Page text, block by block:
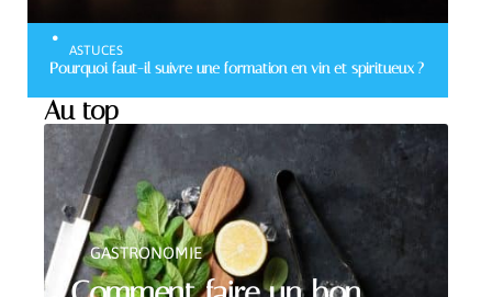
ASTUCES
Pourquoi faut-il suivre une formation en vin et spiritueux ?
Au top
GASTRONOMIE